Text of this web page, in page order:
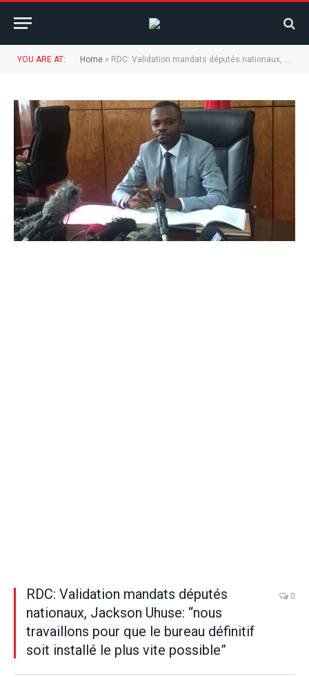
YOU ARE AT: Home » RDC: Validation mandats députés nationaux, Jackson Uhuse: “nous travaillons pour que le bureau définitif soit installé le plus vite possible”
RDC: Validation mandats députés
nationaux, Jackson Uhuse: “nous
travaillons pour que le bureau définitif
soit installé le plus vite possible”
0